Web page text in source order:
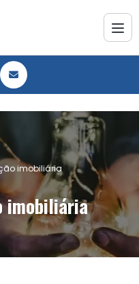
imobiliária
imobiliária